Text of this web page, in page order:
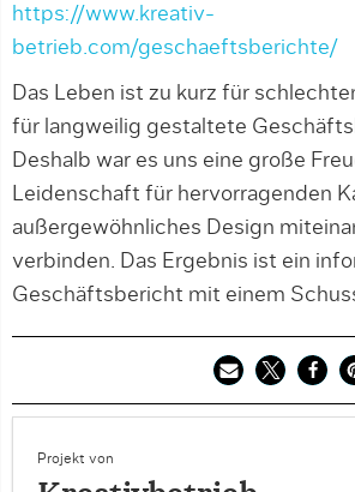
https://www.kreativ-
betrieb.com/geschaeftsberichte/
Das Leben ist zu kurz für
für langweilig gestaltete
Deshalb war es uns eine große
Leidenschaft für hervorragenden
außergewöhnliches Design
verbinden. Das Ergebnis ist ein
Geschäftsbericht mit einem
Projekt von